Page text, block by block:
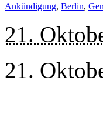
Ankündigung, Berlin,
21.
21.